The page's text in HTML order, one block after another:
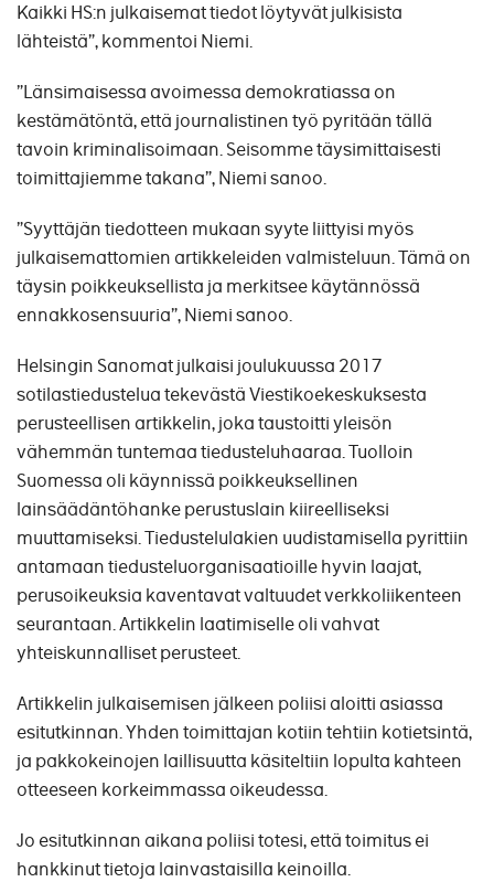
Kaikki HS:n julkaisemat tiedot löytyvät julkisista
lähteistä”, kommentoi Niemi.
”Länsimaisessa avoimessa demokratiassa on
kestämätöntä, että journalistinen työ pyritään tällä
tavoin kriminalisoimaan. Seisomme täysimittaisesti
toimittajiemme takana”, Niemi sanoo.
”Syyttäjän tiedotteen mukaan syyte liittyisi myös
julkaisemattomien artikkeleiden valmisteluun. Tämä on
täysin poikkeuksellista ja merkitsee käytännössä
ennakkosensuuria”, Niemi sanoo.
Helsingin Sanomat julkaisi joulukuussa 2017
sotilastiedustelua tekevästä Viestikoekeskuksesta
perusteellisen artikkelin, joka taustoitti yleisön
vähemmän tuntemaa tiedusteluhaaraa. Tuolloin
Suomessa oli käynnissä poikkeuksellinen
lainsäädäntöhanke perustuslain kiireelliseksi
muuttamiseksi. Tiedustelulakien uudistamisella pyrittiin
antamaan tiedusteluorganisaatioille hyvin laajat,
perusoikeuksia kaventavat valtuudet verkkoliikenteen
seurantaan. Artikkelin laatimiselle oli vahvat
yhteiskunnalliset perusteet.
Artikkelin julkaisemisen jälkeen poliisi aloitti asiassa
esitutkinnan. Yhden toimittajan kotiin tehtiin kotietsintä,
ja pakkokeinojen laillisuutta käsiteltiin lopulta kahteen
otteeseen korkeimmassa oikeudessa.
Jo esitutkinnan aikana poliisi totesi, että toimitus ei
hankkinut tietoja lainvastaisilla keinoilla.